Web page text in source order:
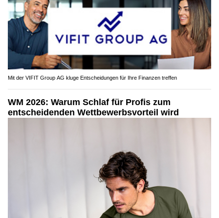
Mit der VIFIT Group AG kluge Entscheidungen für Ihre Finanzen treffen
WM 2026: Warum Schlaf für Profis zum
entscheidenden Wettbewerbsvorteil wird